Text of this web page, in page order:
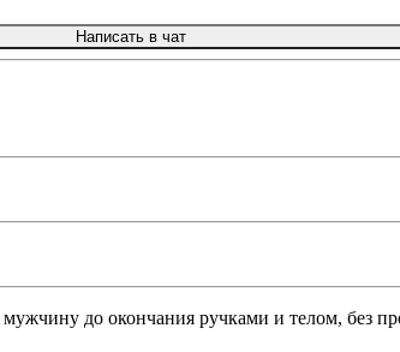
Написать в чат
до окончания ручками и телом, без